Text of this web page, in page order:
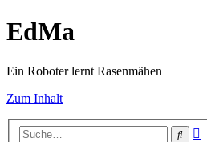
EdMa
Ein Roboter lernt Rasenmähen
Zum Inhalt
Suche